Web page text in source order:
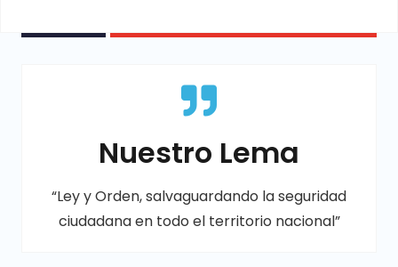
Nuestro Lema
“Ley y Orden, salvaguardando la seguridad
ciudadana en todo el territorio nacional”